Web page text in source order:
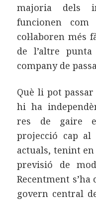
majoria dels
funcionen
col·laboren més
de l’altre
company de
Què li pot
hi ha
res de gaire
projecció cap
actuals, tenint
previsió de
Recentment
govern central